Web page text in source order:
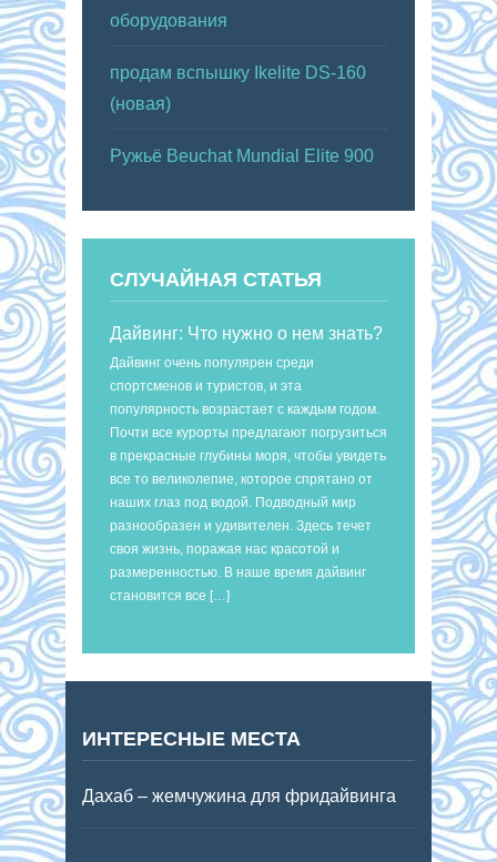
оборудования
продам вспышку Ikelite DS-160
(новая)
Ружьё Beuchat Mundial Elite 900
СЛУЧАЙНАЯ СТАТЬЯ
Дайвинг: Что нужно о нем знать?
Дайвинг очень популярен среди
спортсменов и туристов, и эта
популярность возрастает с каждым годом.
Почти все курорты предлагают погрузиться
в прекрасные глубины моря, чтобы увидеть
все то великолепие, которое спрятано от
наших глаз под водой. Подводный мир
разнообразен и удивителен. Здесь течет
своя жизнь, поражая нас красотой и
размеренностью. В наше время дайвинг
становится все […]
ИНТЕРЕСНЫЕ МЕСТА
Дахаб – жемчужина для фридайвинга